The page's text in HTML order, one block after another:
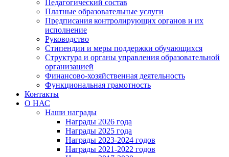
Педагогический состав
Платные образовательные услуги
Предписания контролирующих органов и их
исполнение
Руководство
Стипендии и меры поддержки обучающихся
Структура и органы управления образовательной
организацией
Финансово-хозяйственная деятельность
Функциональная грамотность
Контакты
О НАС
Наши награды
Награды 2026 года
Награды 2025 года
Награды 2023-2024 годов
Награды 2021-2022 годов